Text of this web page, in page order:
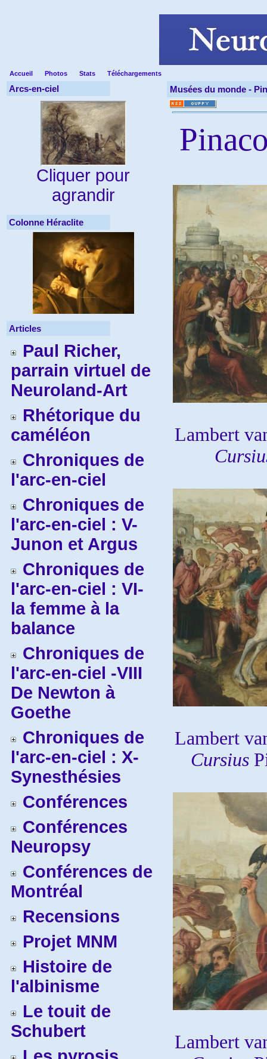
Accueil Photos Stats Téléchargements
Arcs-en-ciel
Cliquer pour
agrandir
Colonne Héraclite
Articles
Paul Richer,
parrain virtuel de
Neuroland-Art
Rhétorique du
caméléon
Chroniques de
l'arc-en-ciel
Chroniques de
l'arc-en-ciel : V-
Junon et Argus
Chroniques de
l'arc-en-ciel : VI-
la femme à la
balance
Chroniques de
l'arc-en-ciel -VIII
De Newton à
Goethe
Chroniques de
l'arc-en-ciel : X-
Synesthésies
Conférences
Conférences
Neuropsy
Conférences de
Montréal
Recensions
Projet MNM
Histoire de
l'albinisme
Le touit de
Schubert
Musées du monde -
Lambert
Lambert
Cursius
Lambert